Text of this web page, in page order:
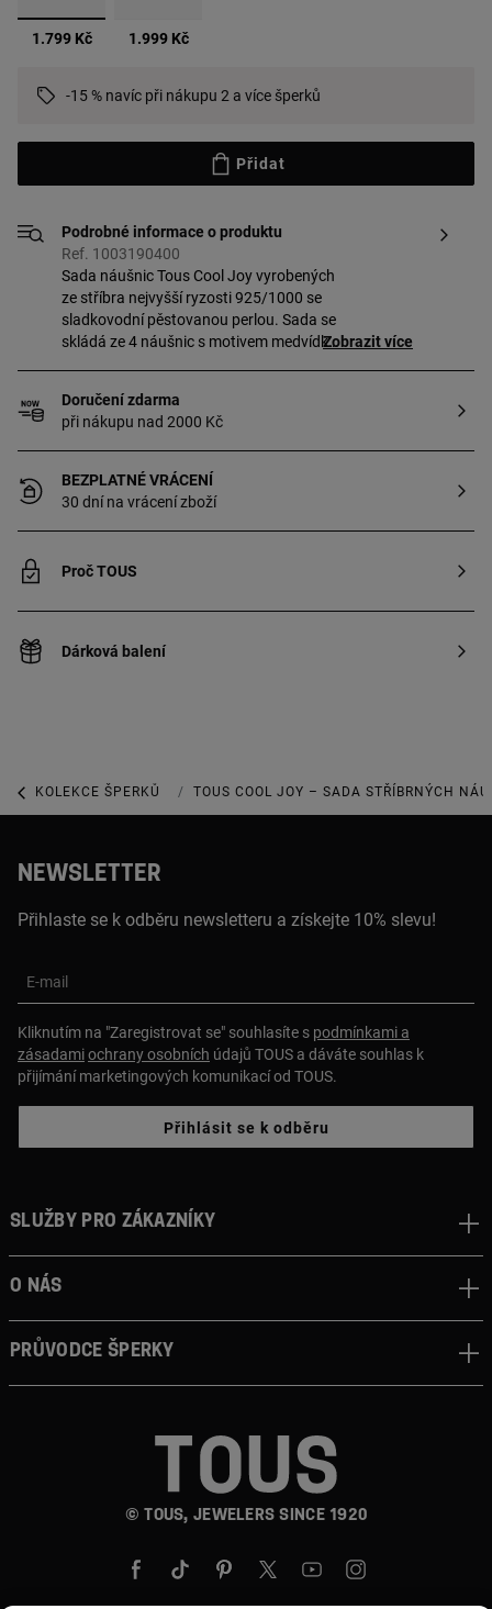
vybrané
1.799 Kč 1.999 Kč
-15 % navíc při nákupu 2 a více šperků
Přidat
Podrobné informace o produktu
Ref. 1003190400
Sada náušnic Tous Cool Joy vyrobených
ze stříbra nejvyšší ryzosti 925/1000 se
sladkovodní pěstovanou perlou. Sada se
skládá ze 4 náušnic s motivem medvídka,Zobrazit více
Doručení zdarma
při nákupu nad 2000 Kč
BEZPLATNÉ VRÁCENÍ
30 dní na vrácení zboží
Proč TOUS
Dárková balení
KOLEKCE ŠPERKŮ KOLEKCE COOL JOY
TOUS COOL JOY – SADA STŘÍBRNÝCH
NEWSLETTER
Přihlaste se k odběru newsletteru a získejte 10% slevu!
E-mail
Kliknutím na "Zaregistrovat se" souhlasíte s podmínkami a
zásadamiochrany osobních údajů TOUS a dáváte souhlas k
přijímání marketingových komunikací od TOUS.
Přihlásit se k odběru
© TOUS, JEWELERS SINCE 1920
Služby pro zákazníky
O nás
Průvodce šperky